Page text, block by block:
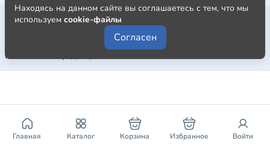
Главная Каталог Корзина Избранное Войти
Публичная оферта
Пользовательское соглашение
Политика конфиденциальности
Находясь на данном сайте вы соглашаетесь с тем, что мы
используем cookie-файлы
Согласен